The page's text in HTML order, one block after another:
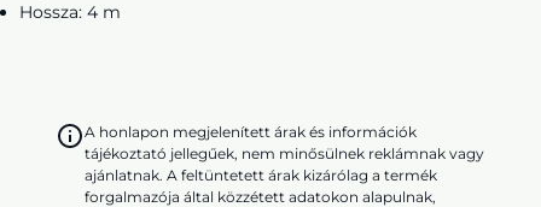
Hossza: 4 m
A honlapon megjelenített árak és információk
tájékoztató jellegűek, nem minősülnek reklámnak vagy
ajánlatnak. A feltüntetett árak kizárólag a termék
forgalmazója által közzétett adatokon alapulnak,